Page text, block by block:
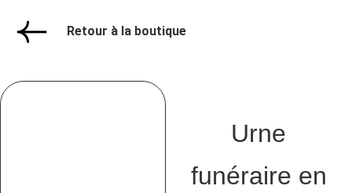
Retour à la boutique
Urne
funéraire en